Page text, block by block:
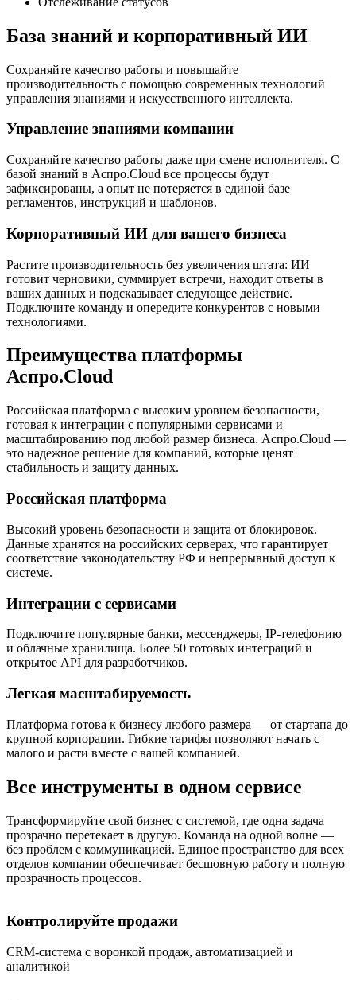
База знаний и корпоративный ИИ
Сохраняйте качество работы и повышайте
производительность с помощью современных технологий
управления знаниями и искусственного интеллекта.
Управление знаниями компании
Сохраняйте качество работы даже при смене исполнителя. С
базой знаний в Аспро.Cloud все процессы будут
зафиксированы, а опыт не потеряется в единой базе
регламентов, инструкций и шаблонов.
Корпоративный ИИ для вашего бизнеса
Растите производительность без увеличения штата: ИИ
готовит черновики, суммирует встречи, находит ответы в
ваших данных и подсказывает следующее действие.
Подключите команду и опередите конкурентов с новыми
технологиями.
Преимущества платформы
Аспро.Cloud
Российская платформа с высоким уровнем безопасности,
готовая к интеграции с популярными сервисами и
масштабированию под любой размер бизнеса. Аспро.Cloud —
это надежное решение для компаний, которые ценят
стабильность и защиту данных.
Российская платформа
Высокий уровень безопасности и защита от блокировок.
Данные хранятся на российских серверах, что гарантирует
соответствие законодательству РФ и непрерывный доступ к
системе.
Интеграции с сервисами
Подключите популярные банки, мессенджеры, IP-телефонию
и облачные хранилища. Более 50 готовых интеграций и
открытое API для разработчиков.
Легкая масштабируемость
Платформа готова к бизнесу любого размера — от стартапа до
крупной корпорации. Гибкие тарифы позволяют начать с
малого и расти вместе с вашей компанией.
Все инструменты в одном сервисе
Трансформируйте свой бизнес с системой, где одна задача
прозрачно перетекает в другую. Команда на одной волне —
без проблем с коммуникацией. Единое пространство для всех
отделов компании обеспечивает бесшовную работу и полную
прозрачность процессов.
Контролируйте продажи
CRM-система с воронкой продаж, автоматизацией и
аналитикой